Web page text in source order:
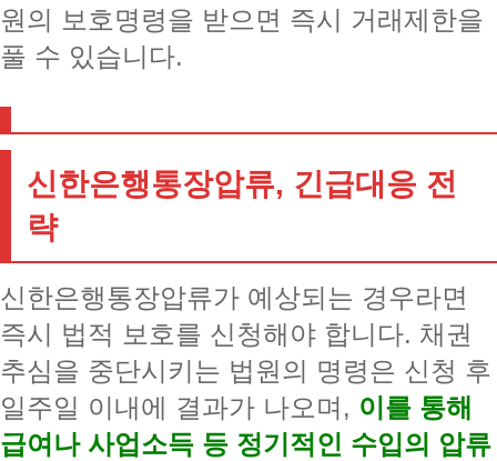
원의 보호명령을 받으면 즉시 거래제한을
풀 수 있습니다.
신한은행통장압류, 긴급대응 전
략
신한은행통장압류가 예상되는 경우라면
즉시 법적 보호를 신청해야 합니다. 채권
추심을 중단시키는 법원의 명령은 신청 후
일주일 이내에 결과가 나오며, 이를 통해
급여나 사업소득 등 정기적인 수입의 압류